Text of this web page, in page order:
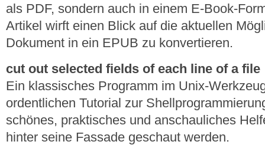
als PDF, sondern auch in einem E-Book-
Artikel wirft einen Blick auf die aktuellen
Dokument in ein EPUB zu konvertieren.
cut out selected fields of each line of a file
Ein klassisches Programm im Unix-
ordentlichen Tutorial zur
schönes, praktisches und anschauliches
hinter seine Fassade geschaut werden.